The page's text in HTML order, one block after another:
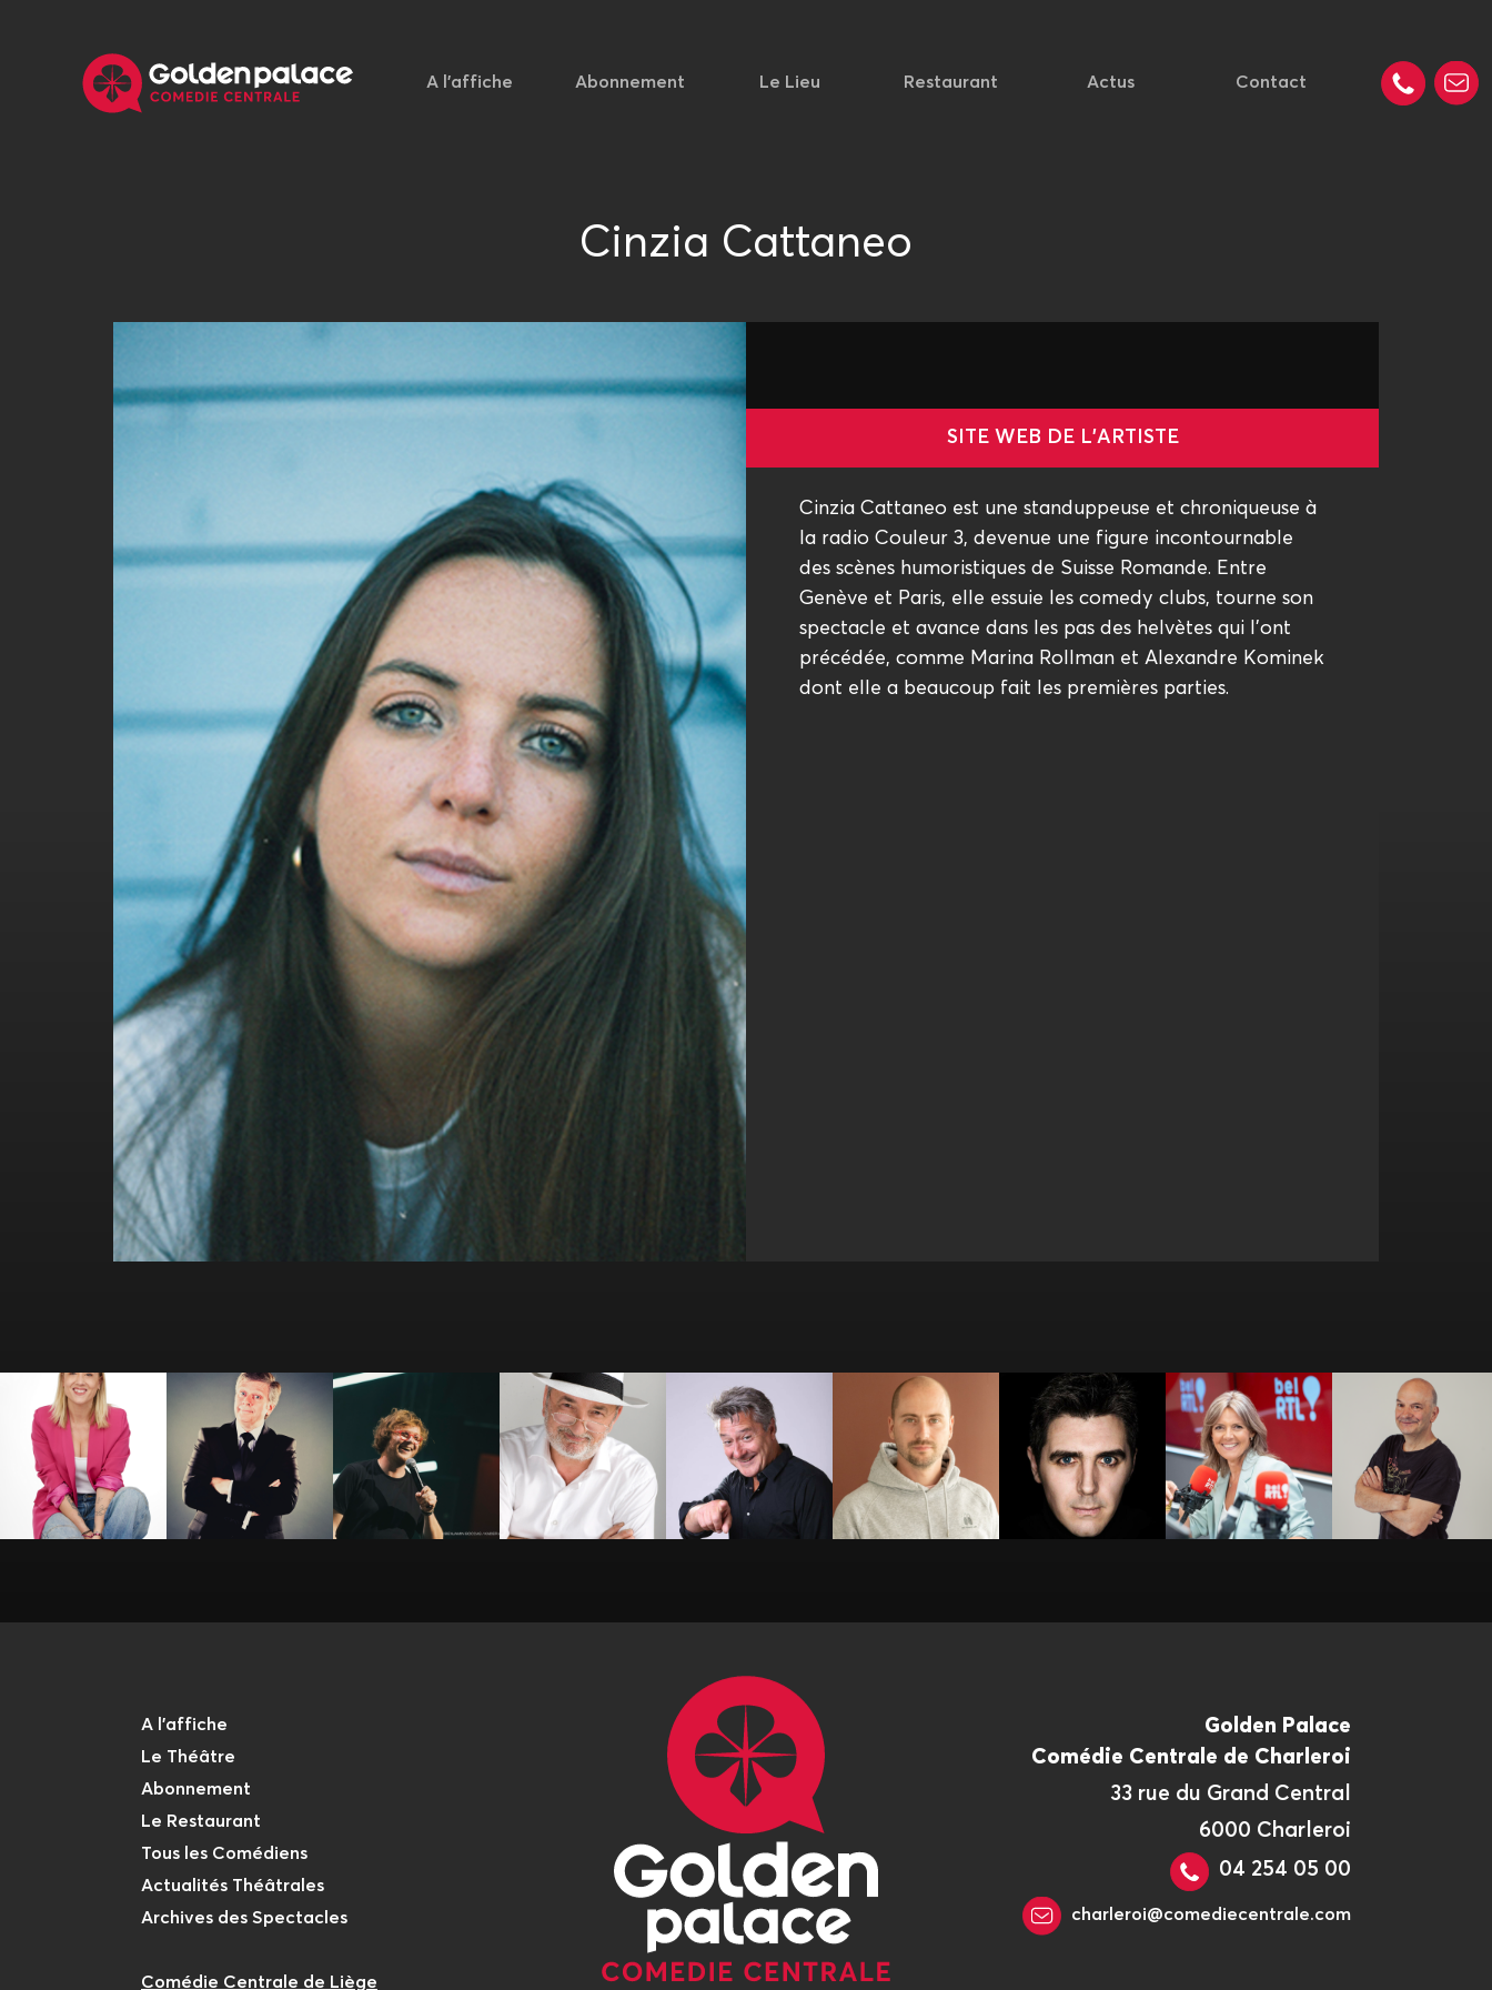
A l'affiche Abonnement Le Lieu Restaurant Actus Contact
Cinzia Cattaneo
SITE WEB DE L'ARTISTE
Cinzia Cattaneo est une standuppeuse et chroniqueuse à
la radio Couleur 3, devenue une figure incontournable
des scènes humoristiques de Suisse Romande. Entre
Genève et Paris, elle essuie les comedy clubs, tourne son
spectacle et avance dans les pas des helvètes qui l’ont
précédée, comme Marina Rollman et Alexandre Kominek
dont elle a beaucoup fait les premières parties.
Amandine Elsen André Lamy Antek Antoine Beauville
Antoine
Vandenberghe
Arthur Loisel Benjamin Ghislain
Bérénice
Bourgueil
Bernard
LEFRANCQ
A l'affiche
Le Théâtre
Abonnement
Le Restaurant
Tous les Comédiens
Actualités Théâtrales
Archives des Spectacles
Comédie Centrale de Liège
Golden Palace
Comédie Centrale de Charleroi
33 rue du Grand Central
6000 Charleroi
04 254 05 00
charleroi@comediecentrale.com